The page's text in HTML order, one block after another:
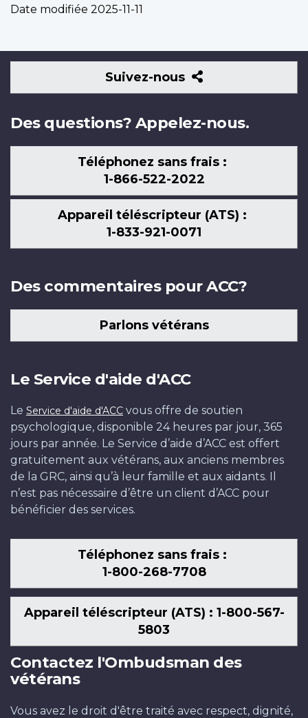
Date modifiée 2025-11-11
Suivez-nous
Suivez-
nous
Des questions? Appelez-nous.
Téléphonez sans frais :
1-866-522-2022
Appareil téléscripteur (ATS) :
1-833-921-0071
Des commentaires pour ACC?
Parlons vétérans
Le Service d'aide d'ACC
Le Service d'aide d'ACC vous offre de soutien
psychologique, disponible 24 heures par jour, 365
jours par année. Le Service d’aide d’ACC est offert
gratuitement aux vétérans, aux anciens membres
de la GRC, ainsi qu’à leur famille et aux aidants. Il
n’est pas nécessaire d’être un client d’ACC pour
bénéficier des services.
Téléphonez sans frais :
1-800-268-7708
Appareil téléscripteur (ATS) : 1-800-567-
5803
Contactez l'Ombudsman des
vétérans
Vous avez le droit d'être traité avec respect, dignité,